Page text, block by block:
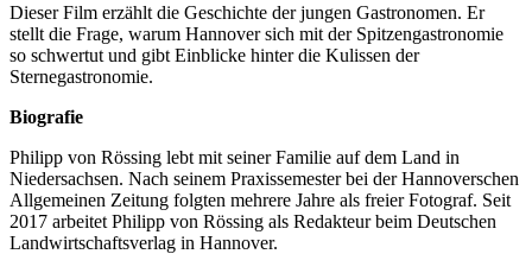
Dieser Film erzählt die Geschichte der jungen Gastronomen. Er
stellt die Frage, warum Hannover sich mit der Spitzengastronomie
so schwertut und gibt Einblicke hinter die Kulissen der
Sternegastronomie.
Biografie
Philipp von Rössing lebt mit seiner Familie auf dem Land in
Niedersachsen. Nach seinem Praxissemester bei der Hannoverschen
Allgemeinen Zeitung folgten mehrere Jahre als freier Fotograf. Seit
2017 arbeitet Philipp von Rössing als Redakteur beim Deutschen
Landwirtschaftsverlag in Hannover.